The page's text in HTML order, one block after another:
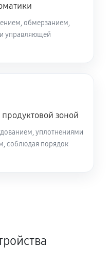
обмерзанием,
управляющей
зоной
уплотнениями
соблюдая порядок